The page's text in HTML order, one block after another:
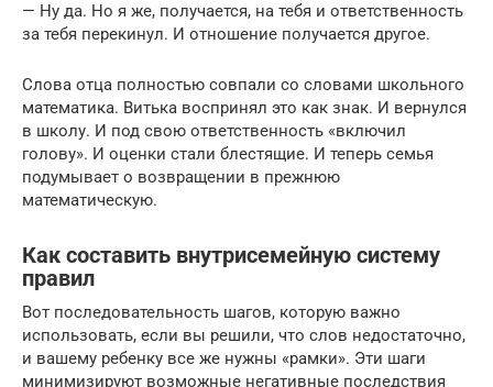
— Ну да. Но я же, получается, на тебя и ответственность
за тебя перекинул. И отношение получается другое.
Слова отца полностью совпали со словами школьного
математика. Витька воспринял это как знак. И вернулся
в школу. И под свою ответственность «включил
голову». И оценки стали блестящие. И теперь семья
подумывает о возвращении в прежнюю
математическую.
Как составить внутрисемейную систему
правил
Вот последовательность шагов, которую важно
использовать, если вы решили, что слов недостаточно,
и вашему ребенку все же нужны «рамки». Эти шаги
минимизируют возможные негативные последствия